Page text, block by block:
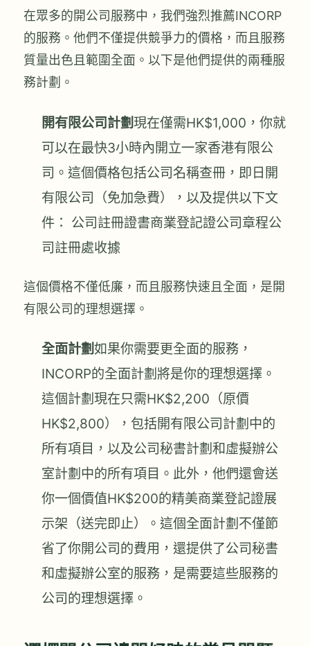
在眾多的開公司服務中，我們強烈推薦INCORP
的服務。他們不僅提供競爭力的價格，而且服務
質量出色且範圍全面。以下是他們提供的兩種服
務計劃。
開有限公司計劃現在僅需HK$1,000，你就
可以在最快3小時內開立一家香港有限公
司。這個價格包括公司名稱查冊，即日開
有限公司（免加急費），以及提供以下文
件： 公司註冊證書商業登記證公司章程公
司註冊處收據
這個價格不僅低廉，而且服務快速且全面，是開
有限公司的理想選擇。
全面計劃如果你需要更全面的服務，
INCORP的全面計劃將是你的理想選擇。
這個計劃現在只需HK$2,200（原價
HK$2,800），包括開有限公司計劃中的
所有項目，以及公司秘書計劃和虛擬辦公
室計劃中的所有項目。此外，他們還會送
你一個價值HK$200的精美商業登記證展
示架（送完即止）。這個全面計劃不僅節
省了你開公司的費用，還提供了公司秘書
和虛擬辦公室的服務，是需要這些服務的
公司的理想選擇。